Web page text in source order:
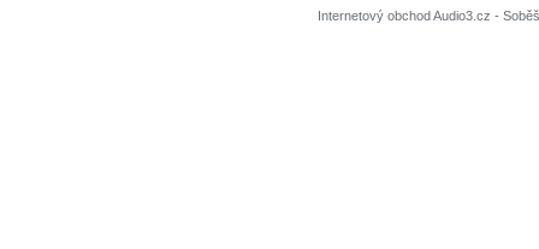
Internetový obchod Audio3.cz -